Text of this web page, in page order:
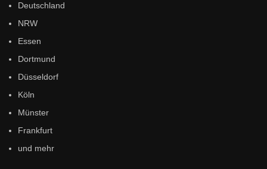
Deutschland
NRW
Essen
Dortmund
Düsseldorf
Köln
Münster
Frankfurt
und mehr